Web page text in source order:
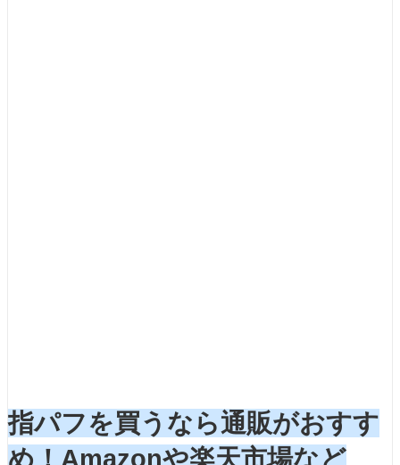
指パフを買うなら通販がおすす
め！Amazonや楽天市場など